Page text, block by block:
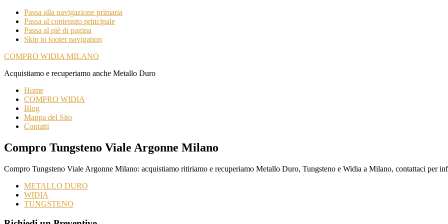
Passa alla navigazione primaria
Passa al contenuto principale
Passa al piè di pagina
Skip to footer navigation
COMPRO WIDIA MILANO
Acquistiamo e recuperiamo anche Metallo Duro
Home
COMPRO WIDIA
Blog
Mappa del Sito
Contatti
Compro Tungsteno Viale Argonne Milano
Compro Tungsteno Viale Argonne Milano: acquistiamo ritiriamo e recuperiamo Metallo Duro, Tungsteno e Widia a Milano, contattaci per
METALLO DURO
WIDIA
TUNGSTENO